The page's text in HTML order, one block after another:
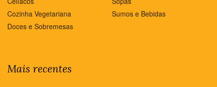
Cozinha Vegetariana
Doces e Sobremesas
Sumos e Bebidas
Mais recentes